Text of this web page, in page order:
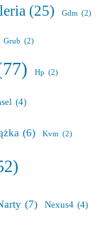
(25) Gdm (2)
Grub (2)
Hp (2)
(4)
(6) Kvm (2)
(7) Nexus4 (4)